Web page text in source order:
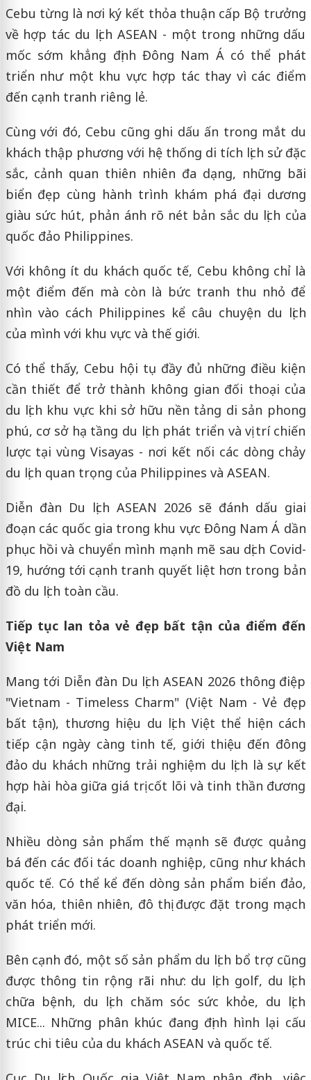
Cebu từng là nơi ký kết thỏa thuận cấp Bộ trưởng
về hợp tác du lịch ASEAN - một trong những dấu
mốc sớm khẳng định Đông Nam Á có thể phát
triển như một khu vực hợp tác thay vì các điểm
đến cạnh tranh riêng lẻ.
Cùng với đó, Cebu cũng ghi dấu ấn trong mắt du
khách thập phương với hệ thống di tích lịch sử đặc
sắc, cảnh quan thiên nhiên đa dạng, những bãi
biển đẹp cùng hành trình khám phá đại dương
giàu sức hút, phản ánh rõ nét bản sắc du lịch của
quốc đảo Philippines.
Với không ít du khách quốc tế, Cebu không chỉ là
một điểm đến mà còn là bức tranh thu nhỏ để
nhìn vào cách Philippines kể câu chuyện du lịch
của mình với khu vực và thế giới.
Có thể thấy, Cebu hội tụ đầy đủ những điều kiện
cần thiết để trở thành không gian đối thoại của
du lịch khu vực khi sở hữu nền tảng di sản phong
phú, cơ sở hạ tầng du lịch phát triển và vị trí chiến
lược tại vùng Visayas - nơi kết nối các dòng chảy
du lịch quan trọng của Philippines và ASEAN.
Diễn đàn Du lịch ASEAN 2026 sẽ đánh dấu giai
đoạn các quốc gia trong khu vực Đông Nam Á dần
phục hồi và chuyển mình mạnh mẽ sau dịch Covid-
19, hướng tới cạnh tranh quyết liệt hơn trong bản
đồ du lịch toàn cầu.
Tiếp tục lan tỏa vẻ đẹp bất tận của điểm đến
Việt Nam
Mang tới Diễn đàn Du lịch ASEAN 2026 thông điệp
"Vietnam - Timeless Charm" (Việt Nam - Vẻ đẹp
bất tận), thương hiệu du lịch Việt thể hiện cách
tiếp cận ngày càng tinh tế, giới thiệu đến đông
đảo du khách những trải nghiệm du lịch là sự kết
hợp hài hòa giữa giá trị cốt lõi và tinh thần đương
đại.
Nhiều dòng sản phẩm thế mạnh sẽ được quảng
bá đến các đối tác doanh nghiệp, cũng như khách
quốc tế. Có thể kể đến dòng sản phẩm biển đảo,
văn hóa, thiên nhiên, đô thị được đặt trong mạch
phát triển mới.
Bên cạnh đó, một số sản phẩm du lịch bổ trợ cũng
được thông tin rộng rãi như: du lịch golf, du lịch
chữa bệnh, du lịch chăm sóc sức khỏe, du lịch
MICE... Những phân khúc đang định hình lại cấu
trúc chi tiêu của du khách ASEAN và quốc tế.